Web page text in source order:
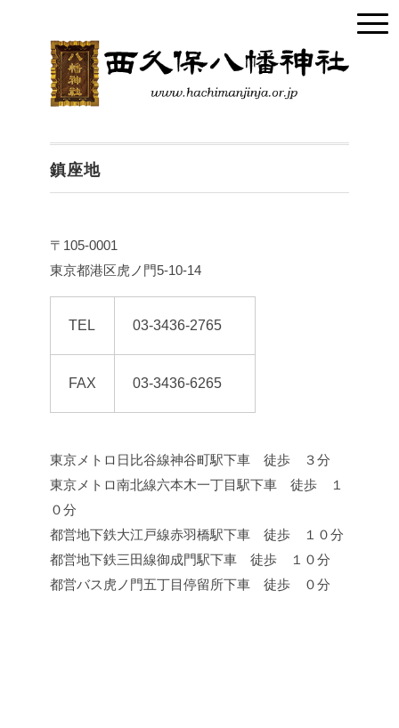
鎮座地
〒105-0001
東京都港区虎ノ門5-10-14
TEL 03-3436-2765
FAX 03-3436-6265
東京メトロ日比谷線神谷町駅下車 徒歩 ３分
東京メトロ南北線六本木一丁目駅下車 徒歩 １
０分
都営地下鉄大江戸線赤羽橋駅下車 徒歩 １０分
都営地下鉄三田線御成門駅下車 徒歩 １０分
都営バス虎ノ門五丁目停留所下車 徒歩 ０分